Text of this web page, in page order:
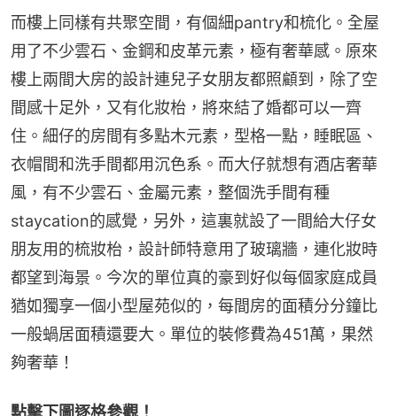
而樓上同樣有共聚空間，有個細pantry和梳化。全屋
用了不少雲石、金鋼和皮革元素，極有奢華感。原來
樓上兩間大房的設計連兒子女朋友都照顧到，除了空
間感十足外，又有化妝枱，將來結了婚都可以一齊
住。細仔的房間有多點木元素，型格一點，睡眠區、
衣帽間和洗手間都用沉色系。而大仔就想有酒店奢華
風，有不少雲石、金屬元素，整個洗手間有種
staycation的感覺，另外，這裏就設了一間給大仔女
朋友用的梳妝枱，設計師特意用了玻璃牆，連化妝時
都望到海景。今次的單位真的豪到好似每個家庭成員
猶如獨享一個小型屋苑似的，每間房的面積分分鐘比
一般蝸居面積還要大。單位的裝修費為451萬，果然
夠奢華！
點擊下圖逐格參觀！